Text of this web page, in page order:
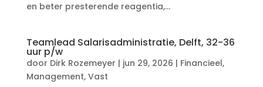
en beter presterende reagentia,...
Teamlead Salarisadministratie, Delft, 32-36
uur p/w
door Dirk Rozemeyer | jun 29, 2026 | Financieel,
Management, Vast